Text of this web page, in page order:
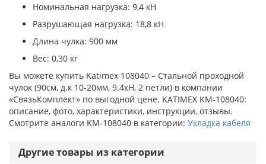
Номинальная нагрузка: 9,4 кН
Разрушающая нагрузка: 18,8 кН
Длина чулка: 900 мм
Вес: 0,30 кг
Вы можете купить Katimex 108040 – Стальной проходной
чулок (90см, д.к 10-20мм, 9.4кН, 2 петли) в компании
«СвязьКомплект» по выгодной цене. KATIMEX KM-108040:
описание, фото, характеристики, инструкции, отзывы.
Смотрите аналоги KM-108040 в категории: Укладка кабеля
Другие товары из категории